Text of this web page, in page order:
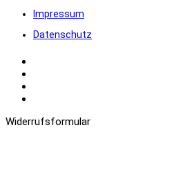
Impressum
Datenschutz
Widerrufsformular